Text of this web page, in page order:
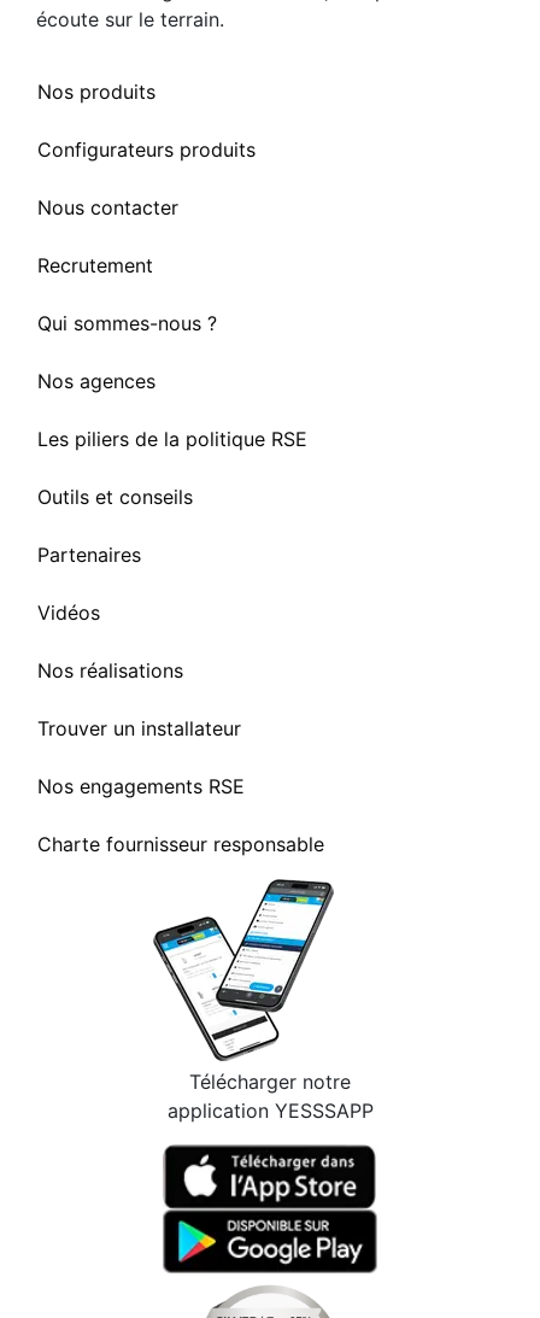
écoute sur le terrain.
Nos produits
Configurateurs produits
Nous contacter
Recrutement
Qui sommes-nous ?
Nos agences
Les piliers de la politique RSE
Outils et conseils
Partenaires
Vidéos
Nos réalisations
Trouver un installateur
Nos engagements RSE
Charte fournisseur responsable
Télécharger notre
application YESSSAPP